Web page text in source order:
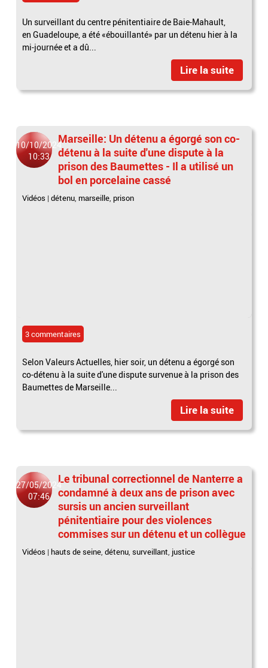
Un surveillant du centre pénitentiaire de Baie-Mahault,
en Guadeloupe, a été «ébouillanté» par un détenu hier à la
mi-journée et a dû...
Lire la suite
10/10/2024
10:33
Marseille: Un détenu a égorgé son co-
détenu à la suite d'une dispute à la
prison des Baumettes - Il a utilisé un
bol en porcelaine cassé
Vidéos |détenu, marseille, prison
3 commentaires
Selon Valeurs Actuelles, hier soir, un détenu a égorgé son
co-détenu à la suite d'une dispute survenue à la prison des
Baumettes de Marseille...
Lire la suite
27/05/2024
07:46
Le tribunal correctionnel de Nanterre a
condamné à deux ans de prison avec
sursis un ancien surveillant
pénitentiaire pour des violences
commises sur un détenu et un collègue
Vidéos | hauts de seine,détenu,surveillant, justice